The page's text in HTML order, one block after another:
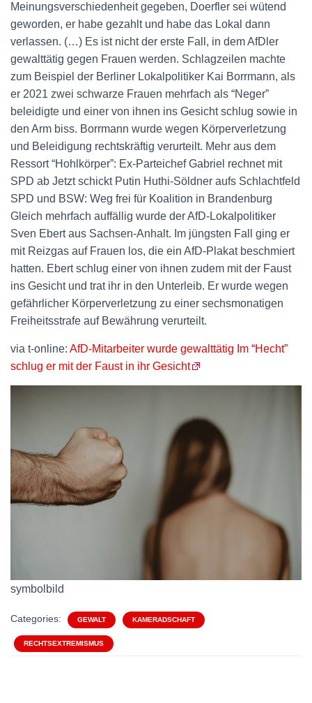
Meinungsverschiedenheit gegeben, Doerfler sei wütend
geworden, er habe gezahlt und habe das Lokal dann
verlassen. (…) Es ist nicht der erste Fall, in dem AfDler
gewalttätig gegen Frauen werden. Schlagzeilen machte
zum Beispiel der Berliner Lokalpolitiker Kai Borrmann, als
er 2021 zwei schwarze Frauen mehrfach als “Neger”
beleidigte und einer von ihnen ins Gesicht schlug sowie in
den Arm biss. Borrmann wurde wegen Körperverletzung
und Beleidigung rechtskräftig verurteilt. Mehr aus dem
Ressort “Hohlkörper”: Ex-Parteichef Gabriel rechnet mit
SPD ab Jetzt schickt Putin Huthi-Söldner aufs Schlachtfeld
SPD und BSW: Weg frei für Koalition in Brandenburg
Gleich mehrfach auffällig wurde der AfD-Lokalpolitiker
Sven Ebert aus Sachsen-Anhalt. Im jüngsten Fall ging er
mit Reizgas auf Frauen los, die ein AfD-Plakat beschmiert
hatten. Ebert schlug einer von ihnen zudem mit der Faust
ins Gesicht und trat ihr in den Unterleib. Er wurde wegen
gefährlicher Körperverletzung zu einer sechsmonatigen
Freiheitsstrafe auf Bewährung verurteilt.
via t-online: AfD-Mitarbeiter wurde gewalttätig Im “Hecht”
schlug er mit der Faust in ihr Gesicht
symbolbild
Categories: GEWALT KAMERADSCHAFT
RECHTSEXTREMISMUS